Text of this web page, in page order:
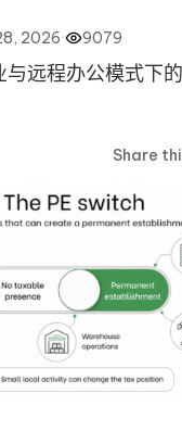
2026· 9079
与远程办公模式下
Share